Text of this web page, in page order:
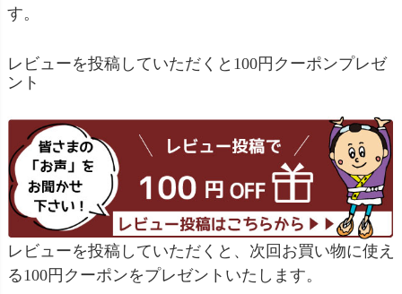
す。
レビューを投稿していただくと100円クーポンプレゼ
ント
レビューを投稿していただくと、次回お買い物に使え
る100円クーポンをプレゼントいたします。